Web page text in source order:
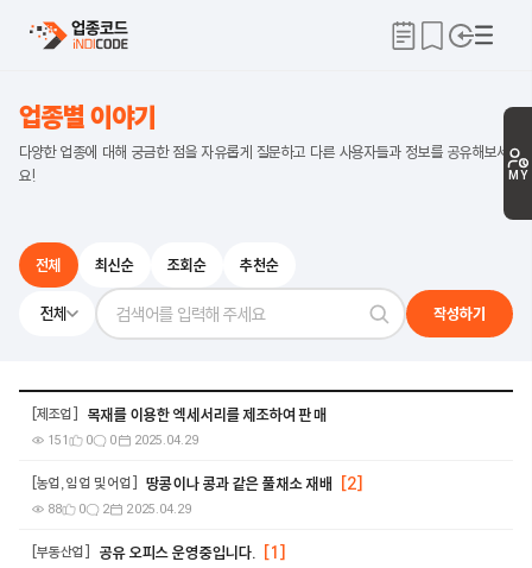
MY
업종별 이야기
다양한 업종에 대해 궁금한 점을 자유롭게 질문하고 다른 사용자들과 정보를 공유해보세
요!
전체 최신순 조회순 추천순
전체 작성하기
제조업 목재를 이용한 엑세서리를 제조하여 판매
151 0 0 2025.04.29
농업, 임업 및 어업 땅콩이나 콩과 같은 풀채소 재배 [2]
88 0 2 2025.04.29
부동산업 공유 오피스 운영중입니다. [1]